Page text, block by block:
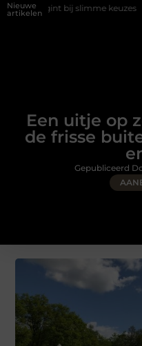
Nieuwe
artikelen
slimme keuzes Waarom
Een uitje op
de frisse
Gepubliceerd